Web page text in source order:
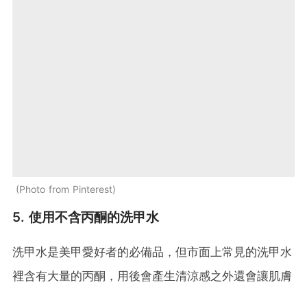
Photo from Pinterest
5. 使用不含丙酮的洗甲水
洗甲水是美甲愛好者的必備品，但市面上常見的洗甲水
裡含有大量的丙酮，用後會產生清涼感之外還會讓肌膚